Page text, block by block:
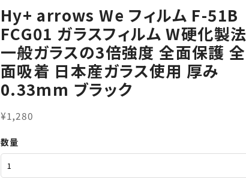
Hy+ arrows We フィルム F-51B
FCG01 ガラスフィルム W硬化製法
一般ガラスの3倍強度 全面保護 全
面吸着 日本産ガラス使用 厚み
0.33mm ブラック
¥1,280
数量